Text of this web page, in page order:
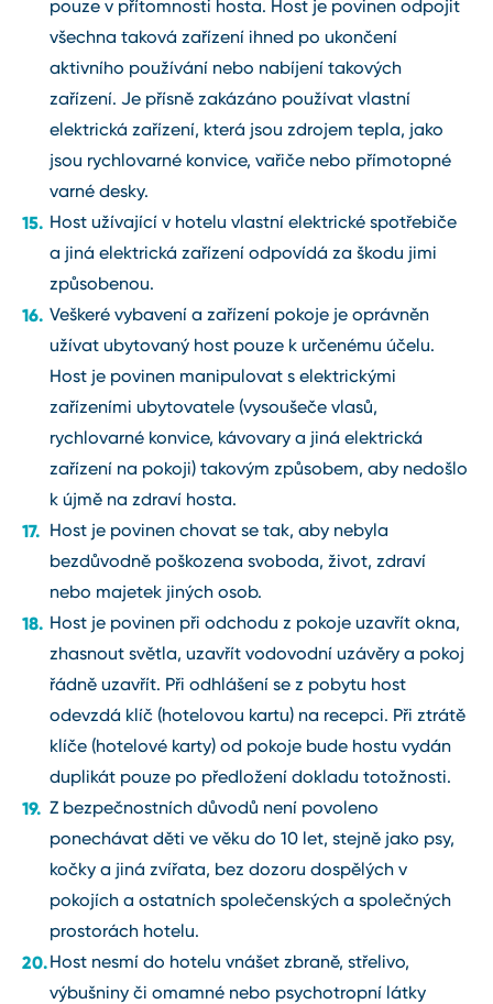
pouze v přítomnosti hosta. Host je povinen odpojit
všechna taková zařízení ihned po ukončení
aktivního používání nebo nabíjení takových
zařízení. Je přísně zakázáno používat vlastní
elektrická zařízení, která jsou zdrojem tepla, jako
jsou rychlovarné konvice, vařiče nebo přímotopné
varné desky.
Host užívající v hotelu vlastní elektrické spotřebiče
a jiná elektrická zařízení odpovídá za škodu jimi
způsobenou.
Veškeré vybavení a zařízení pokoje je oprávněn
užívat ubytovaný host pouze k určenému účelu.
Host je povinen manipulovat s elektrickými
zařízeními ubytovatele (vysoušeče vlasů,
rychlovarné konvice, kávovary a jiná elektrická
zařízení na pokoji) takovým způsobem, aby nedošlo
k újmě na zdraví hosta.
Host je povinen chovat se tak, aby nebyla
bezdůvodně poškozena svoboda, život, zdraví
nebo majetek jiných osob.
Host je povinen při odchodu z pokoje uzavřít okna,
zhasnout světla, uzavřít vodovodní uzávěry a pokoj
řádně uzavřít. Při odhlášení se z pobytu host
odevzdá klíč (hotelovou kartu) na recepci. Při ztrátě
klíče (hotelové karty) od pokoje bude hostu vydán
duplikát pouze po předložení dokladu totožnosti.
Z bezpečnostních důvodů není povoleno
ponechávat děti ve věku do 10 let, stejně jako psy,
kočky a jiná zvířata, bez dozoru dospělých v
pokojích a ostatních společenských a společných
prostorách hotelu.
Host nesmí do hotelu vnášet zbraně, střelivo,
výbušniny či omamné nebo psychotropní látky